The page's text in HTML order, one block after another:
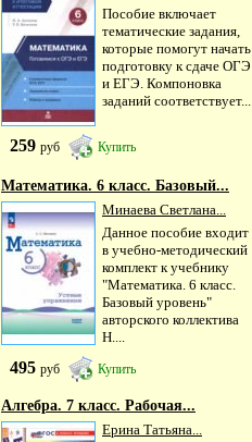
Пособие включает
тематические задания,
которые помогут начать
подготовку к сдаче ОГЭ
и ЕГЭ. Компоновка
заданий соответствует...
259 руб Купить
Математика. 6 класс. Базовый...
Минаева Светлана...
Данное пособие входит
в учебно-методический
комплект к учебнику
"Математика. 6 класс.
Базовый уровень"
авторского коллектива
Н....
495 руб Купить
Алгебра. 7 класс. Рабочая...
Ерина Татьяна...